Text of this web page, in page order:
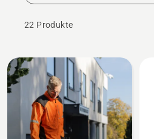
22 Produkte
Alle
Produkte